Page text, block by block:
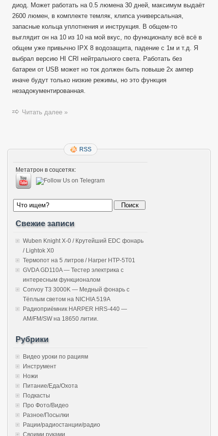
диод. Может работать на 0.5 люмена 30 дней, максимум выдаёт
2600 люмен, в комплекте темляк, клипса универсальная,
запасные кольца уплотнения и инструкция. В общем-то
выглядит он на 10 из 10 на мой вкус, по функционалу всё всё в
общем уже привычно IPX 8 водозащита, падение с 1м и т.д. Я
выбрал версию HI CRI нейтрального света. Работать без
батареи от USB может но ток должен быть повыше 2х ампер
иначе будут только низкие режимы, но это функция
незадокументированная.
Читать далее »
RSS
Метатрон в соцсетях:
Свежие записи
Wuben Knight X-0 / Крутейший EDC фонарь
/ Lightok X0
Термопот на 5 литров / Harper HTP-5T01
GVDA GD110A — Тестер электрика с
интересным функционалом
Convoy T3 3000K — Медный фонарь с
Тёплым светом на NICHIA 519A
Радиоприёмник HARPER HRS-440 —
AM/FM/SW на 18650 литии.
Рубрики
Видео уроки по рациям
Инструмент
Ножи
Питание/Еда/Охота
Подкасты
Про Фото/Видео
Разное/Посылки
Рации/радиостанции/радио
Своими руками